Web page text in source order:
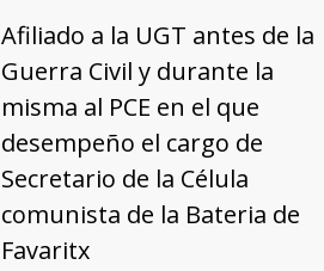
Afiliado a la UGT antes de la
Guerra Civil y durante la
misma al PCE en el que
desempeño el cargo de
Secretario de la Célula
comunista de la Bateria de
Favaritx